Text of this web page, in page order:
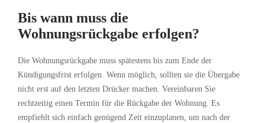
Bis wann muss die
Wohnungsrückgabe erfolgen?
Die Wohnungsrückgabe muss spätestens bis zum Ende der
Kündigungsfrist erfolgen. Wenn möglich, sollten sie die Übergabe
nicht erst auf den letzten Drücker machen. Vereinbaren Sie
rechtzeitig einen Termin für die Rückgabe der Wohnung. Es
empfiehlt sich einfach genügend Zeit einzuplanen, um nach der